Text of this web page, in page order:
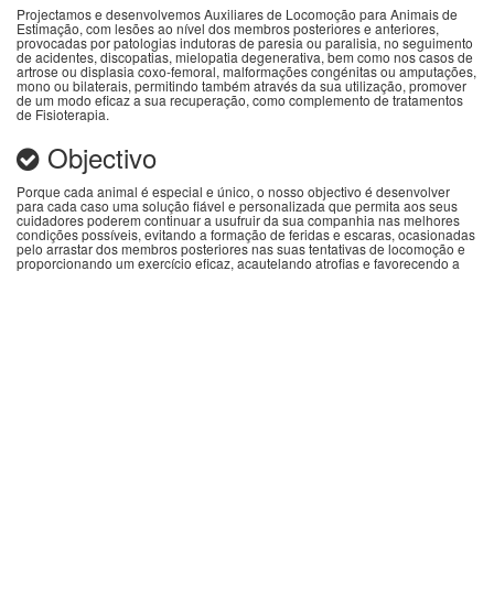
Projectamos e desenvolvemos Auxiliares de Locomoção para Animais de
Estimação, com lesões ao nível dos membros posteriores e anteriores,
provocadas por patologias indutoras de paresia ou paralisia, no seguimento
de acidentes, discopatias, mielopatia degenerativa, bem como nos casos de
artrose ou displasia coxo-femoral, malformações congénitas ou amputações,
mono ou bilaterais, permitindo também através da sua utilização, promover
de um modo eficaz a sua recuperação, como complemento de tratamentos
de Fisioterapia.
Objectivo
Porque cada animal é especial e único, o nosso objectivo é desenvolver
para cada caso uma solução fiável e personalizada que permita aos seus
cuidadores poderem continuar a usufruir da sua companhia nas melhores
condições possíveis, evitando a formação de feridas e escaras, ocasionadas
pelo arrastar dos membros posteriores nas suas tentativas de locomoção e
proporcionando um exercício eficaz, acautelando atrofias e favorecendo a
tonicidade muscular.